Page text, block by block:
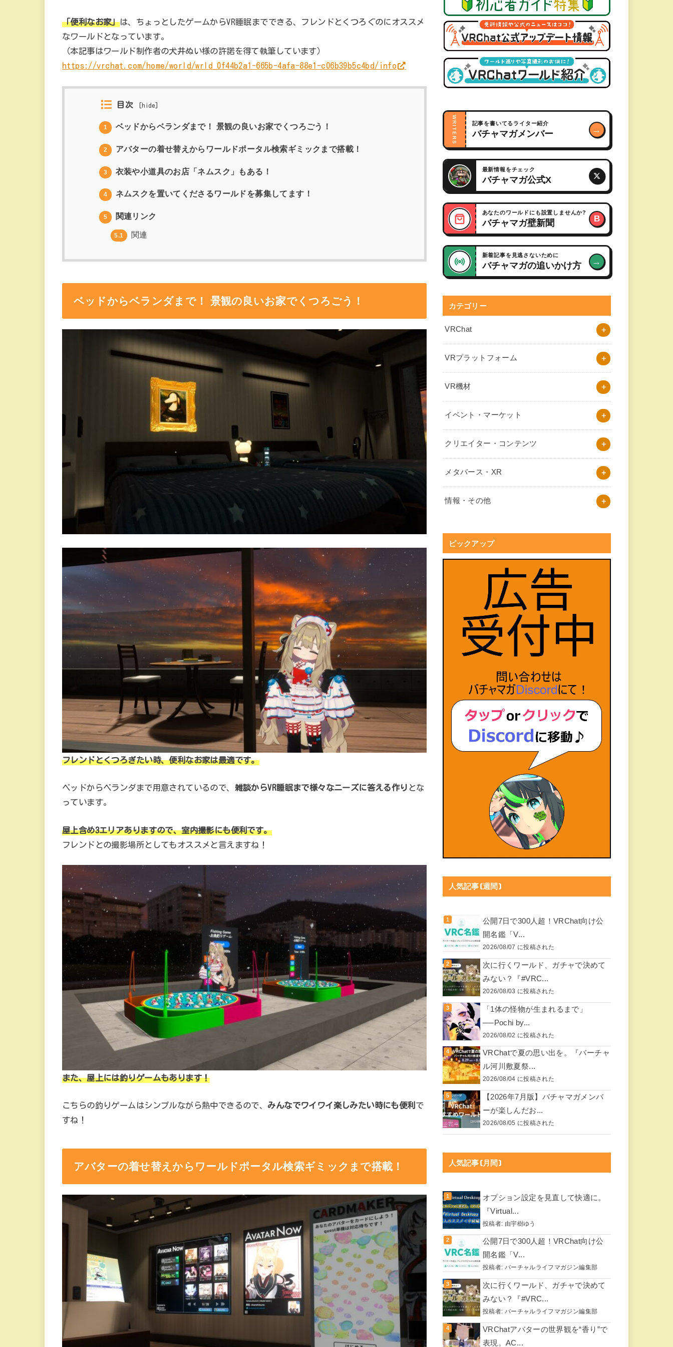
「便利なお家」は、ちょっとしたゲームからVR睡眠までできる、フレンドとくつろぐのにオススメ
なワールドとなっています。
（本記事はワールド制作者の犬井ぬい様の許諾を得て執筆しています）
https://vrchat.com/home/world/wrld_0f44b2a1-665b-4afa-88e1-c06b39b5c4bd/info
目次 [ hide ]
1 ベッドからベランダまで！ 景観の良いお家でくつろごう！
2 アバターの着せ替えからワールドポータル検索ギミックまで搭載！
3 衣装や小道具のお店「ネムスク」もある！
4 ネムスクを置いてくださるワールドを募集してます！
5 関連リンク
5.1 関連
ベッドからベランダまで！ 景観の良いお家でくつろごう！
フレンドとくつろぎたい時、便利なお家は最適です。
ベッドからベランダまで用意されているので、 雑談からVR睡眠まで様々なニーズに答える作り とな
っています。
屋上含め3エリアありますので、室内撮影にも便利です。
フレンドとの撮影場所としてもオススメと言えますね！
また、屋上には釣りゲームもあります！
こちらの釣りゲームはシンプルながら熱中できるので、 みんなでワイワイ楽しみたい時にも便利 で
すね！
アバターの着せ替えからワールドポータル検索ギミックまで搭載！
WRITERS 記事を書いてるライター紹介
バチャマガメンバー →
最新情報をチェック
バチャマガ公式X
あなたのワールドにも設置しませんか?
バチャマガ壁新聞 B
新着記事を見逃さないために
バチャマガの追いかけ方 →
カテゴリー
VRChat
VRプラットフォーム
VR機材
イベント・マーケット
クリエイター・コンテンツ
メタバース・XR
情報・その他
ピックアップ
人気記事(週間)
公開7日で300人超！VRChat向け公
開名鑑「V...
2026/08/07 に投稿された
次に行くワールド、ガチャで決めて
みない？『#VRC...
2026/08/03 に投稿された
「1体の怪物が生まれるまで」
──Pochi by...
2026/08/02 に投稿された
VRChatで夏の思い出を。『バーチャ
ル河川敷夏祭...
2026/08/04 に投稿された
【2026年7月版】バチャマガメンバ
ーが楽しんだお...
2026/08/05 に投稿された
人気記事(月間)
オプション設定を見直して快適に。
『Virtual...
投稿者: 由宇樹ゆう
公開7日で300人超！VRChat向け公
開名鑑「V...
投稿者: バーチャルライフマガジン編集部
次に行くワールド、ガチャで決めて
みない？『#VRC...
投稿者: バーチャルライフマガジン編集部
VRChatアバターの世界観を“香り”で
表現。AC...